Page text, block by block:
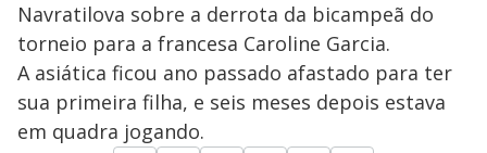
Navratilova sobre a derrota da bicampeã do
torneio para a francesa Caroline Garcia.
A asiática ficou ano passado afastado para ter
sua primeira filha, e seis meses depois estava
em quadra jogando.